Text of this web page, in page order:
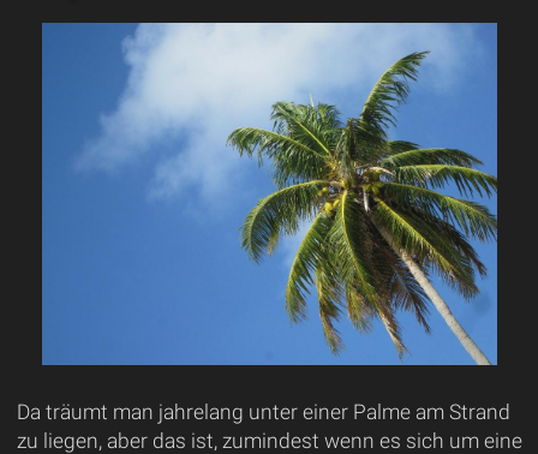
Da träumt man jahrelang unter einer Palme am Strand
zu liegen, aber das ist, zumindest wenn es sich um eine